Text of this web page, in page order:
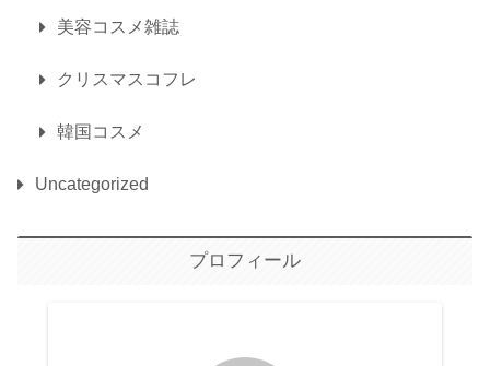
美容コスメ雑誌
クリスマスコフレ
韓国コスメ
Uncategorized
プロフィール